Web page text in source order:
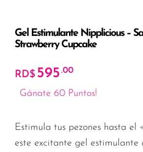
Gel Estimulante Nipplicious –
Strawberry Cupcake
RD$ 595 .00
Gánate 60 Puntos!
Estimula tus pezones hasta el
este excitante gel estimulante